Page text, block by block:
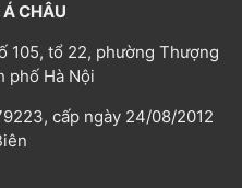
CHÂU
105, tổ 22, phường Thượng
phố Hà Nội
cấp ngày 24/08/2012